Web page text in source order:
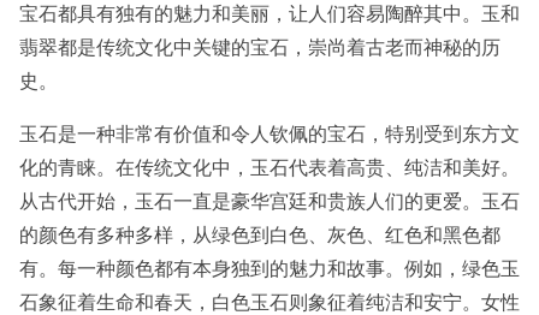
宝石都具有独有的魅力和美丽，让人们容易陶醉其中。玉和
翡翠都是传统文化中关键的宝石，崇尚着古老而神秘的历
史。
玉石是一种非常有价值和令人钦佩的宝石，特别受到东方文
化的青睐。在传统文化中，玉石代表着高贵、纯洁和美好。
从古代开始，玉石一直是豪华宫廷和贵族人们的更爱。玉石
的颜色有多种多样，从绿色到白色、灰色、红色和黑色都
有。每一种颜色都有本身独到的魅力和故事。例如，绿色玉
石象征着生命和春天，白色玉石则象征着纯洁和安宁。女性